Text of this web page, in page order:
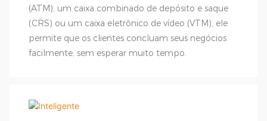
(ATM), um caixa combinado de depósito e saque
(CRS) ou um caixa eletrônico de vídeo (VTM), ele
permite que os clientes concluam seus negócios
facilmente, sem esperar muito tempo.